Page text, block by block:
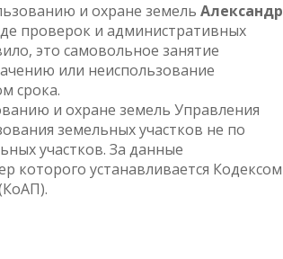
и охране земель Александр
проверок и административных
это самовольное занятие
или неиспользование
срока.
и охране земель Управления
земельных участков не по
участков. За данные
устанавливается Кодексом